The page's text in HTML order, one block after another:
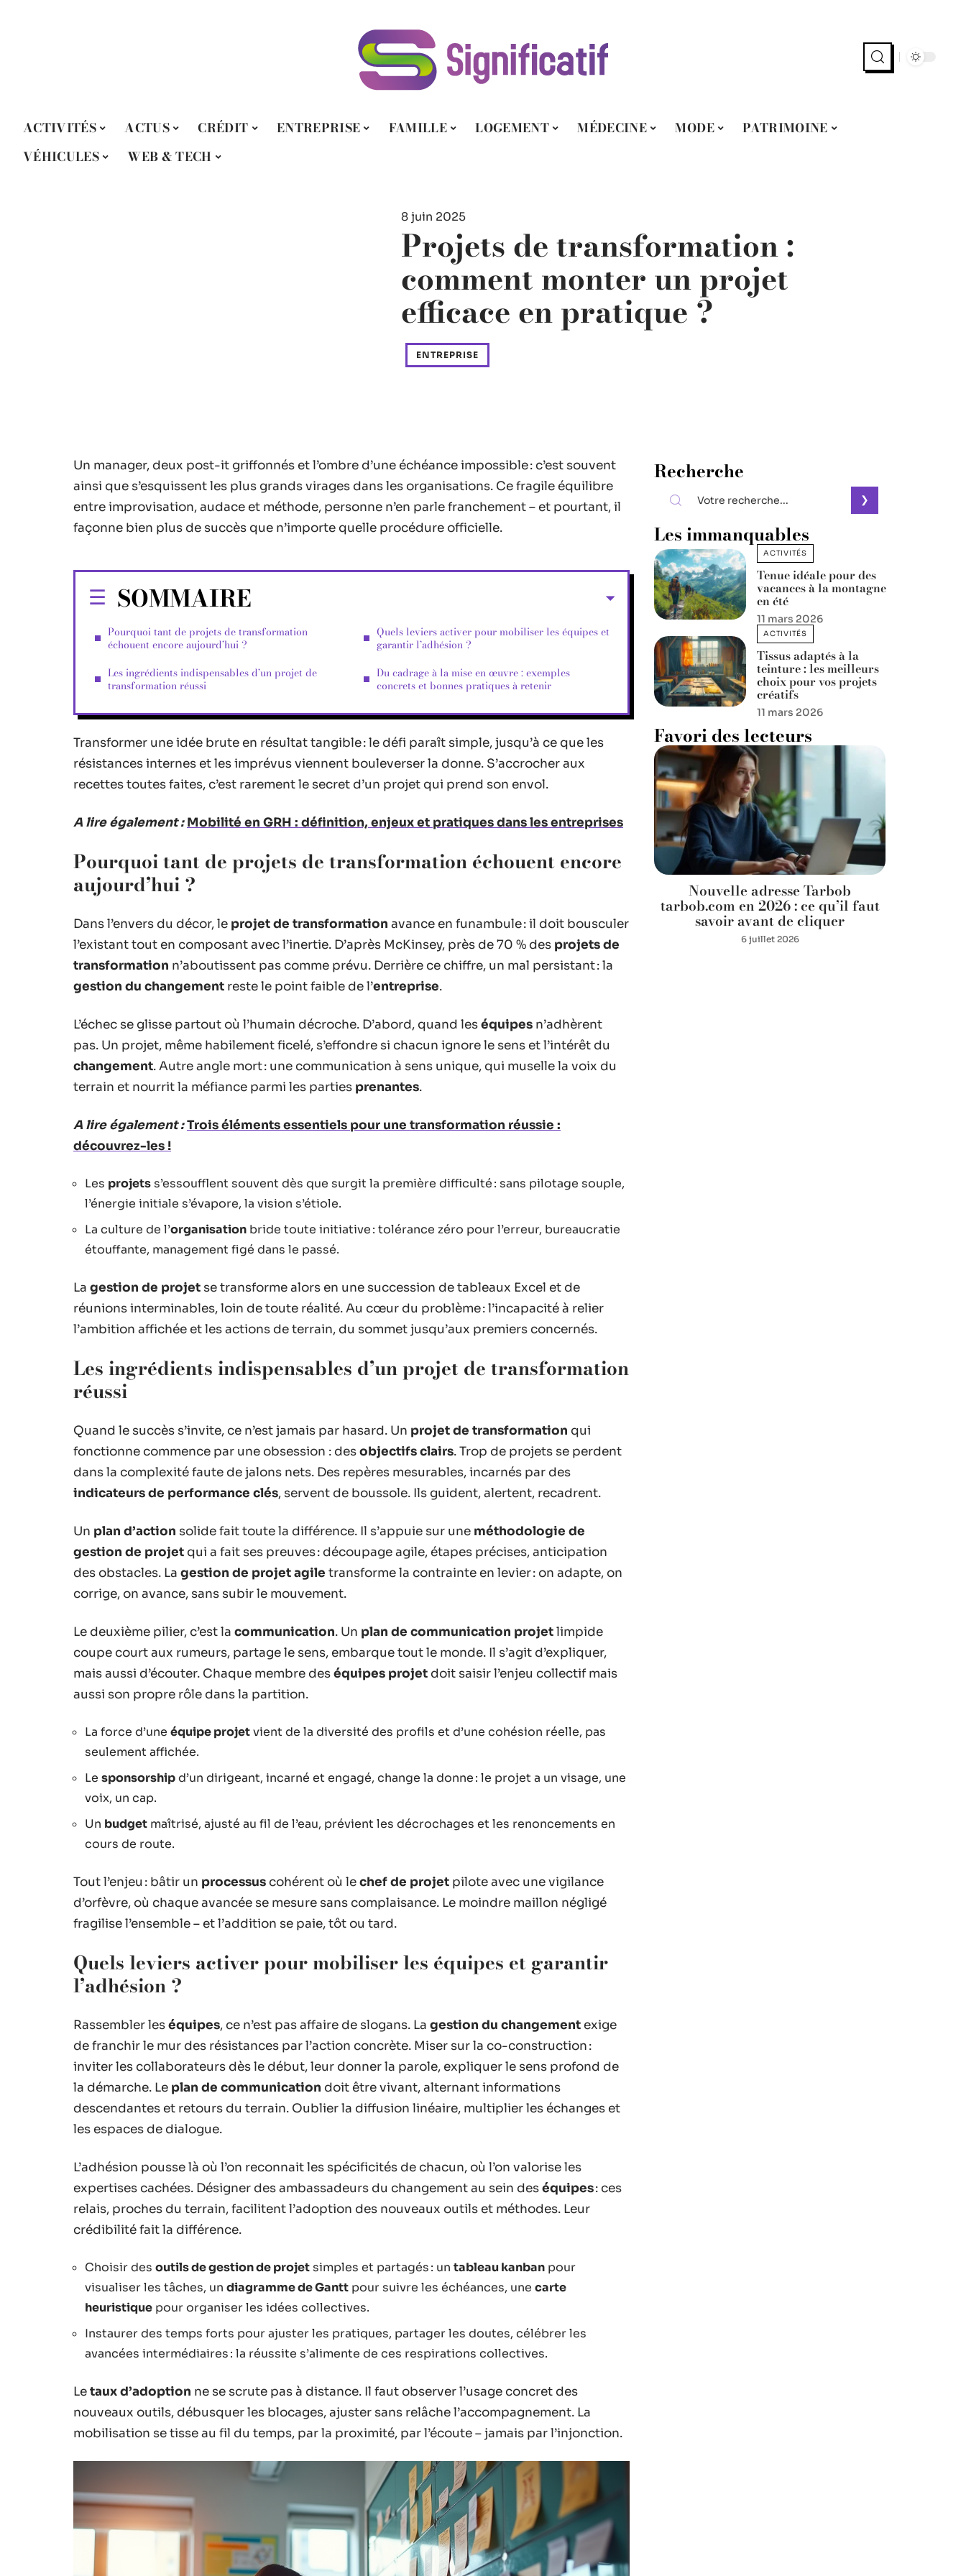
ACTIVITÉS ACTUS CRÉDIT ENTREPRISE FAMILLE LOGEMENT MÉDECINE MODE
PATRIMOINE
VÉHICULES
WEB & TECH
8 juin 2025
Projets de transformation :
comment monter un projet
efficace en pratique ?
ENTREPRISE
Un manager, deux post-it griffonnés et l’ombre d’une échéance impossible : c’est souvent
ainsi que s’esquissent les plus grands virages dans les organisations. Ce fragile équilibre
entre improvisation, audace et méthode, personne n’en parle franchement – et pourtant, il
façonne bien plus de succès que n’importe quelle procédure officielle.
SOMMAIRE
Pourquoi tant de projets de transformation
échouent encore aujourd’hui ?
Les ingrédients indispensables d’un projet de
transformation réussi
Quels leviers activer pour mobiliser les équipes et
garantir l’adhésion ?
Du cadrage à la mise en œuvre : exemples
concrets et bonnes pratiques à retenir
Transformer une idée brute en résultat tangible : le défi paraît simple, jusqu’à ce que les
résistances internes et les imprévus viennent bouleverser la donne. S’accrocher aux
recettes toutes faites, c’est rarement le secret d’un projet qui prend son envol.
A lire également : Mobilité en GRH : définition, enjeux et pratiques dans les entreprises
Pourquoi tant de projets de transformation échouent encore
aujourd’hui ?
Dans l’envers du décor, le projet de transformation avance en funambule : il doit bousculer
l’existant tout en composant avec l’inertie. D’après McKinsey, près de 70 % des projets de
transformation n’aboutissent pas comme prévu. Derrière ce chiffre, un mal persistant : la
gestion du changement reste le point faible de l’entreprise.
L’échec se glisse partout où l’humain décroche. D’abord, quand leséquipes n’adhèrent
pas. Un projet, même habilement ficelé, s’effondre si chacun ignore le sens et l’intérêt du
changement. Autre angle mort : une communication à sens unique, qui muselle la voix du
terrain et nourrit la méfiance parmi les parties prenantes.
A lire également :Trois éléments essentiels pour une transformation réussie :
découvrez-les !
Les projets s’essoufflent souvent dès que surgit la première difficulté : sans pilotage souple,
l’énergie initiale s’évapore, la vision s’étiole.
La culture de l’organisation bride toute initiative : tolérance zéro pour l’erreur, bureaucratie
étouffante, management figé dans le passé.
La gestion de projet se transforme alors en une succession de tableaux Excel et de
réunions interminables, loin de toute réalité. Au cœur du problème : l’incapacité à relier
l’ambition affichée et les actions de terrain, du sommet jusqu’aux premiers concernés.
Les ingrédients indispensables d’un projet de transformation
réussi
Quand le succès s’invite, ce n’est jamais par hasard. Un projet de transformation qui
fonctionne commence par une obsession : desobjectifs clairs. Trop de projets se perdent
dans la complexité faute de jalons nets. Des repères mesurables, incarnés par des
indicateurs de performance clés, servent de boussole. Ils guident, alertent, recadrent.
Un plan d’action solide fait toute la différence. Il s’appuie sur une méthodologie de
gestion de projet qui a fait ses preuves : découpage agile, étapes précises, anticipation
des obstacles. La gestion de projet agile transforme la contrainte en levier : on adapte, on
corrige, on avance, sans subir le mouvement.
Le deuxième pilier, c’est la communication. Un plan de communication projetlimpide
coupe court aux rumeurs, partage le sens, embarque tout le monde. Il s’agit d’expliquer,
mais aussi d’écouter. Chaque membre deséquipes projet doit saisir l’enjeu collectif mais
aussi son propre rôle dans la partition.
La force d’une équipe projetvient de la diversité des profils et d’une cohésion réelle, pas
seulement affichée.
Le sponsorshipd’un dirigeant, incarné et engagé, change la donne : le projet a un visage, une
voix, un cap.
Un budget maîtrisé, ajusté au fil de l’eau, prévient les décrochages et les renoncements en
cours de route.
Tout l’enjeu : bâtir un processus cohérent où lechef de projet pilote avec une vigilance
d’orfèvre, où chaque avancée se mesure sans complaisance. Le moindre maillon négligé
fragilise l’ensemble – et l’addition se paie, tôt ou tard.
Quels leviers activer pour mobiliser les équipes et garantir
l’adhésion ?
Rassembler leséquipes, ce n’est pas affaire de slogans. La gestion du changement exige
de franchir le mur des résistances par l’action concrète. Miser sur la co-construction :
inviter les collaborateurs dès le début, leur donner la parole, expliquer le sens profond de
la démarche. Le plan de communication doit être vivant, alternant informations
descendantes et retours du terrain. Oublier la diffusion linéaire, multiplier les échanges et
les espaces de dialogue.
L’adhésion pousse là où l’on reconnait les spécificités de chacun, où l’on valorise les
expertises cachées. Désigner des ambassadeurs du changement au sein deséquipes: ces
relais, proches du terrain, facilitent l’adoption des nouveaux outils et méthodes. Leur
crédibilité fait la différence.
Choisir des outils de gestion de projet simples et partagés : un tableau kanban pour
visualiser les tâches, un diagramme de Gantt pour suivre les échéances, une carte
heuristique pour organiser les idées collectives.
Instaurer des temps forts pour ajuster les pratiques, partager les doutes, célébrer les
avancées intermédiaires : la réussite s’alimente de ces respirations collectives.
Letaux d’adoption ne se scrute pas à distance. Il faut observer l’usage concret des
nouveaux outils, débusquer les blocages, ajuster sans relâche l’accompagnement. La
mobilisation se tisse au fil du temps, par la proximité, par l’écoute – jamais par l’injonction.
Recherche
Les immanquables
ACTIVITÉS
Tenue idéale pour des
vacances à la montagne
en été
11 mars 2026
ACTIVITÉS
Tissus adaptés à la
teinture : les meilleurs
choix pour vos projets
créatifs
11 mars 2026
Favori des lecteurs
Nouvelle adresse Tarbob
tarbob.com en 2026 : ce qu’il faut
savoir avant de cliquer
6 juillet 2026